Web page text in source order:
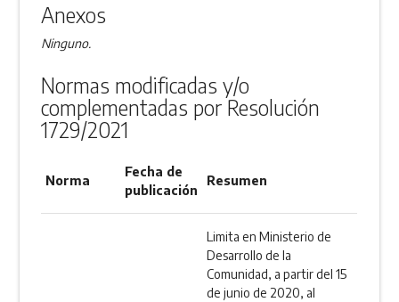
Anexos
Ninguno.
Normas modificadas y/o
complementadas por Resolución
1729/2021
Norma
Fecha de
publicación
Resumen
Limita en Ministerio de
Desarrollo de la
Comunidad, a partir del 15
de junio de 2020, al